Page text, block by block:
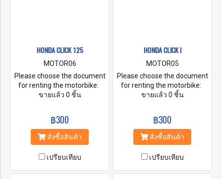
HONDA CLICK 125
MOTOR06
Please choose the document
for renting the motorbike:
A. Original Passport B. ID
C. ID Card + Security money
by Credit Card Baht. 5,000-
10,000 D. A Copy your
Cash Baht. 5,000-10,000 E. A
Copy your passport + Security
ขายแล้ว 0 ชิ้น
฿300
สั่งซื้อสินค้า
เปรียบเทียบ
HONDA CLICK I
MOTOR05
Please choose the document
for renting the motorbike:
A. Original Passport B. ID
C. ID Card + Security money
by Credit Card Baht. 5,000-
10,000 D. A Copy your
Cash Baht. 5,000-10,000 E. A
Copy your passport + Security
ขายแล้ว 0 ชิ้น
฿300
สั่งซื้อสินค้า
เปรียบเทียบ